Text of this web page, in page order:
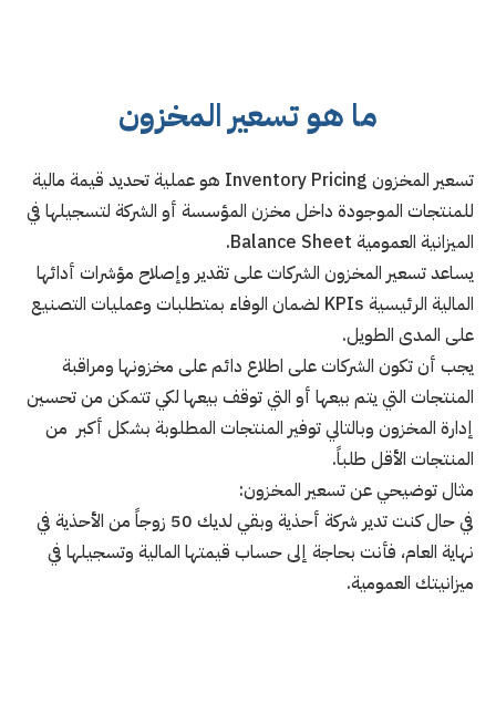
ما هو تسعير المخزون
تسعير المخزون Inventory Pricing هو عملية تحديد قيمة مالية
للمنتجات الموجودة داخل مخزن المؤسسة أو الشركة لتسجيلها في
الميزانية العمومية Balance Sheet.
يساعد تسعير المخزون الشركات على تقدير وإصلاح مؤشرات أدائها
المالية الرئيسية KPIs لضمان الوفاء بمتطلبات وعمليات التصنيع
على المدى الطويل.
يجب أن تكون الشركات على اطلاع دائم على مخزونها ومراقبة
المنتجات التي يتم بيعها أو التي توقف بيعها لكي تتمكن من تحسين
إدارة المخزون وبالتالي توفير المنتجات المطلوبة بشكل أكبر من
المنتجات الأقل طلباً.
مثال توضيحي عن تسعير المخزون:
في حال كنت تدير شركة أحذية وبقي لديك 50 زوجاً من الأحذية في
نهاية العام، فأنت بحاجة إلى حساب قيمتها المالية وتسجيلها في
ميزانيتك العمومية.